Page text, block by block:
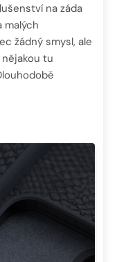
na záda
malých
žádný smysl, ale
tu